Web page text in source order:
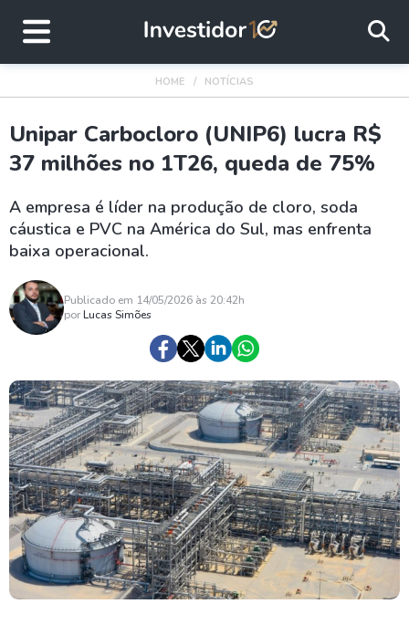
HOME NOTÍCIAS
Unipar Carbocloro (UNIP6) lucra R$
37 milhões no 1T26, queda de 75%
A empresa é líder na produção de cloro, soda
cáustica e PVC na América do Sul, mas enfrenta
baixa operacional.
Publicado em 14/05/2026 às 20:42h
porLucas Simões